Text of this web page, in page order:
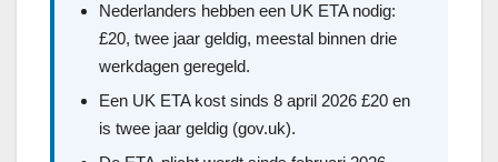
Nederlanders hebben een UK ETA nodig:
£20, twee jaar geldig, meestal binnen drie
werkdagen geregeld.
Een UK ETA kost sinds 8 april 2026 £20 en
is twee jaar geldig (gov.uk).